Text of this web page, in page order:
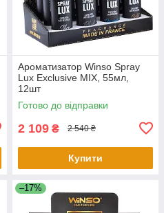
Ароматизатор Winso Spray
Lux Exclusive MIX, 55мл,
12шт
Готово до відправки
2 109 ₴ 2 540 ₴
Купити
–17%